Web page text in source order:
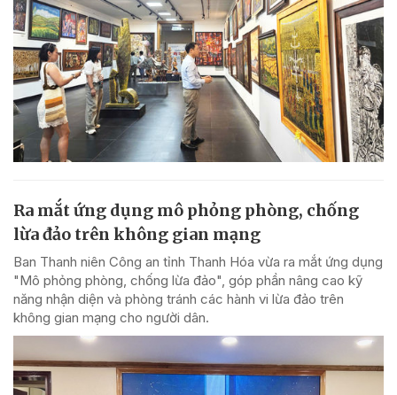
Ra mắt ứng dụng mô phỏng phòng, chống
lừa đảo trên không gian mạng
Ban Thanh niên Công an tỉnh Thanh Hóa vừa ra mắt ứng dụng
"Mô phỏng phòng, chống lừa đảo", góp phần nâng cao kỹ
năng nhận diện và phòng tránh các hành vi lừa đảo trên
không gian mạng cho người dân.